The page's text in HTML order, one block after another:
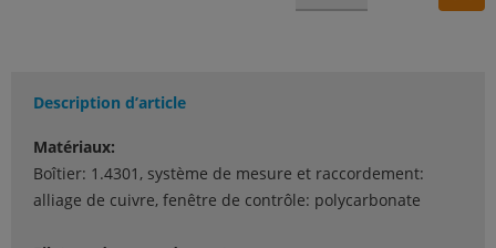
Description d’article
Matériaux:
Boîtier: 1.4301, système de mesure et raccordement:
alliage de cuivre, fenêtre de contrôle: polycarbonate